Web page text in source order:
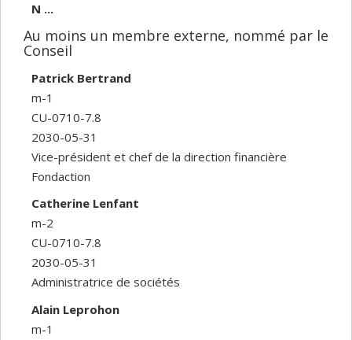
N ...
Au moins un membre externe, nommé par le
Conseil
Patrick Bertrand
m-1
CU-0710-7.8
2030-05-31
Vice-président et chef de la direction financière
Fondaction
Catherine Lenfant
m-2
CU-0710-7.8
2030-05-31
Administratrice de sociétés
Alain Leprohon
m-1